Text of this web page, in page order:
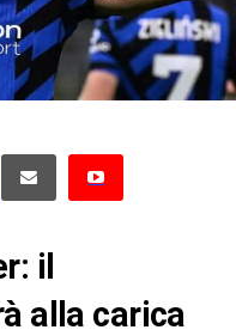
il
alla carica